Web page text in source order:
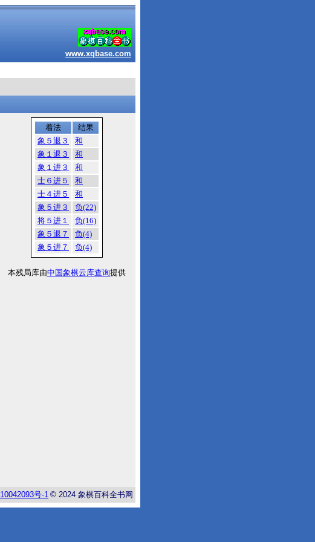
www.xqbase.com
着法
结果
象５退３
和
象１退３
和
象１进３
和
士６进５
和
士４进５
和
象５进３
负(22)
将５进１
负(16)
象５退７
负(4)
象５进７
负(4)
本残局库由中国象棋云库查询提供
10042093号-1 © 2024 象棋百科全书网